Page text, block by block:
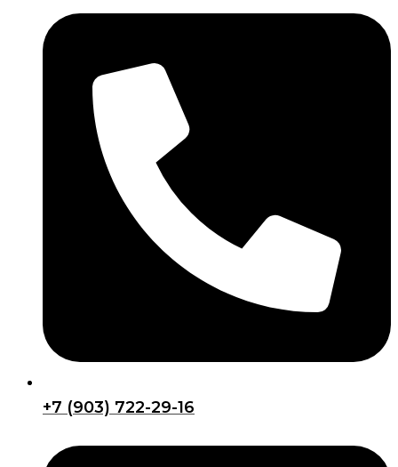
+7 (903) 722-29-16